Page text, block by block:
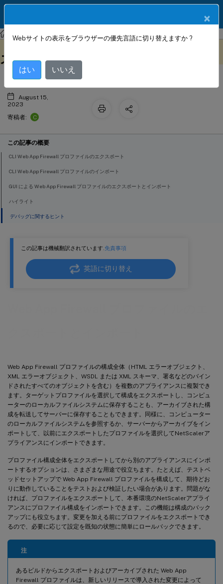
NetScaler NetScaler 13.1 Web App Firewall
この記事は機械翻訳されています.免責事項
英語に切り替え
Web App Firewall プロファイルの構成全体（HTML エラーオブジェクト、
XML エラーオブジェクト、WSDL または XML スキーマ、署名などのバイン
ドされたすべてのオブジェクトを含む）を複数のアプライアンスに複製でき
ます。ターゲットプロファイルを選択して構成をエクスポートし、コンピュ
ーターのローカルファイルシステムに保存することも、アーカイブされた構
成を転送してサーバーに保存することもできます。同様に、コンピューター
のローカルファイルシステムを参照するか、サーバーからアーカイブをイン
ポートして、以前にエクスポートしたプロファイルを選択してNetScalerア
プライアンスにインポートできます。
プロファイル構成全体をエクスポートしてから別のアプライアンスにインポ
ートするオプションは、さまざまな用途で役立ちます。たとえば、テストベ
ッドセットアップで Web App Firewall プロファイルを構成して、期待どお
りに動作していることをテストおよび検証したい場合があります。問題がな
ければ、プロファイルをエクスポートして、本番環境のNetScalerアプライ
アンスにプロファイル構成をインポートできます。この機能は構成のバック
アップにも役立ちます。変更を加える前にプロファイルをエクスポートでき
るので、必要に応じて設定を既知の状態に簡単にロールバックできます。
注
あるビルドからエクスポートおよびアーカイブされた Web App
Firewall プロファイルは、新しいリリースで導入された変更によって
Web App Firewall プロファイルのエク
スポートとインポート
August 15,
2023
寄稿者:
C
この記事の概要
CLI Web App Firewall プロファイルのエクスポート
CLI Web App Firewall プロファイルのインポート
GUI による Web App Firewall プロファイルのエクスポートとインポート
ハイライト
デバッグに関するヒント
×
Webサイトの表示をブラウザーの優先言語に切り替えますか ?
はい いいえ